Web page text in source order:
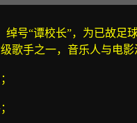
号“谭校长”，为已故足
歌手之一，音乐人与电影